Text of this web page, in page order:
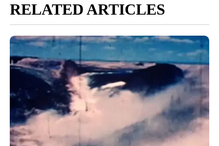
RELATED ARTICLES